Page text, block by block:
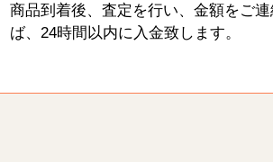
商品到着後、査定を行い、金額をご
ば、24時間以内に入金致します。